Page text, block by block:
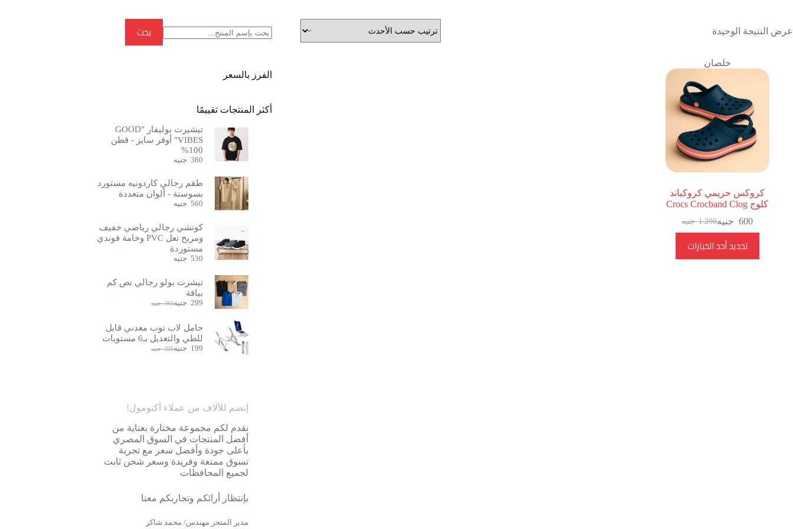
عرض النتيجة الوحيدة
خلصان
كروكس حريمي كروكباند
كلوج Crocs Crocband Clog
1.200 جنيه السعر
هو:
1.200
600 جنيهالسعر
هو:
600
تحديد أحد الخيارات
العديد
من
بحث
الفرز بالسعر
أكثر المنتجات تقييمًا
تيشيرت بوليفار "GOOD
VIBES" أوفر سايز - قطن
100%
380 جنيه
طقم رجالي كاردونيه مستورد
بسوستة - ألوان متعددة
560 جنيه
كوتشي رجالي رياضي خفيف
ومريح نعل PVC وخامة فوندي
مستوردة
530 جنيه
تيشرت بولو رجالي نص كم
بياقة
363 جنيهالسعر
هو:
جنيه.
299 جنيهالسعر
هو:
جنيه.
حامل لاب توب معدني قابل
للطي والتعديل بـ6 مستويات
225 جنيهالسعر
199 جنيهالسعر
إنضم للألاف من عملاء أكتومول!
نقدم لكم مجموعة مختارة بعناية من
أفضل المنتجات في السوق المصري
بأعلى جودة وأفضل سعر مع تجربة
تسوق ممتعة وفريدة وسعر شحن ثابت
لجميع المحافظات
بإنتظار أرائكم وتجاربكم معنا
مدير المتجر مهندس/ محمد شاكر